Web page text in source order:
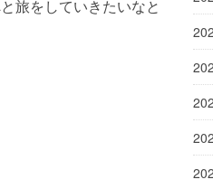
旅をしていきたいなと